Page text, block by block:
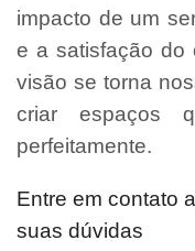
impacto de um
e a satisfação do
visão se torna
criar espaços
perfeitamente.
Entre em contato
suas dúvidas